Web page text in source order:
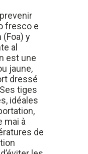
fresco e
y
al
est une
jaune,
dressé
tiges
idéales
mai à
de